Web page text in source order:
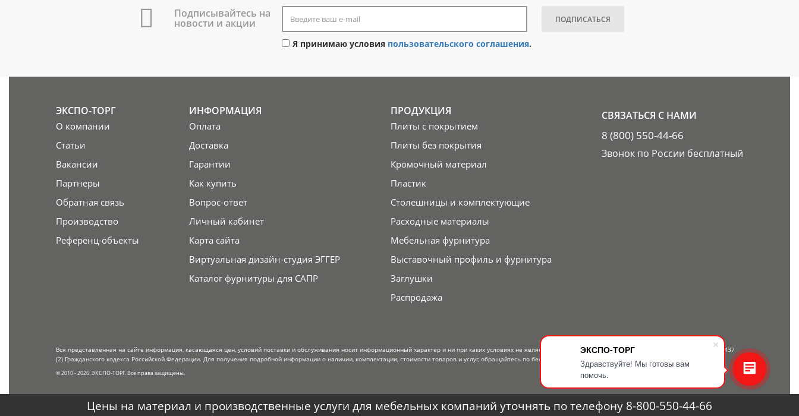
ЭКСПО-ТОРГ
Здравствуйте! Мы готовы вам
помочь.
Подписывайтесь на
новости и акции ПОДПИСАТЬСЯ
Я принимаю условия пользовательского соглашения.
ЭКСПО-ТОРГ
О компании
Статьи
Вакансии
Партнеры
Обратная связь
Производство
Референц-объекты
ИНФОРМАЦИЯ
Оплата
Доставка
Гарантии
Как купить
Вопрос-ответ
Личный кабинет
Карта сайта
Виртуальная дизайн-студия ЭГГЕР
Каталог фурнитуры для САПР
ПРОДУКЦИЯ
Плиты с покрытием
Плиты без покрытия
Кромочный материал
Пластик
Столешницы и комплектующие
Расходные материалы
Мебельная фурнитура
Выставочный профиль и фурнитура
Заглушки
Распродажа
СВЯЗАТЬСЯ С НАМИ
8 (800) 550-44-66
Звонок по России бесплатный
Вся представленная на сайте информация, касающаяся цен, условий поставки и обслуживания носит информационный характер и ни при каких условиях не является публичной офертой, определяемой положениями Статьи 437
(2) Гражданского кодекса Российской Федерации. Для получения подробной информации о наличии, комплектации, стоимости товаров и услуг, обращайтесь по бесплатному телефону — 8-800-550-44-66.
© 2010 - 2026. ЭКСПО-ТОРГ. Все права защищены.
Цены на материал и производственные услуги для мебельных компаний уточнять по телефону 8-800-550-44-66